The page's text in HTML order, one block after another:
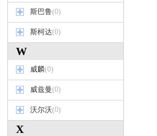
斯巴鲁(0)
斯柯达(0)
W
威麟(0)
威兹曼(0)
沃尔沃(0)
X